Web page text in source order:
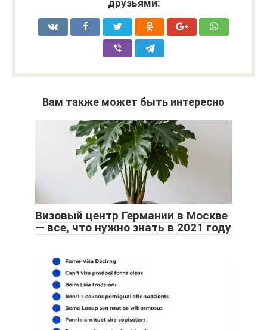
друзьями:
Вам также может быть интересно
Визовый центр Германии в Москве
— все, что нужно знать в 2021 году